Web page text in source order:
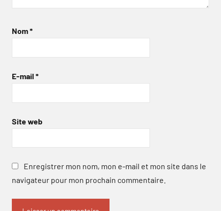
Nom*
E-mail *
Site web
Enregistrer mon nom, mon e-mail et mon site dans le
navigateur pour mon prochain commentaire.